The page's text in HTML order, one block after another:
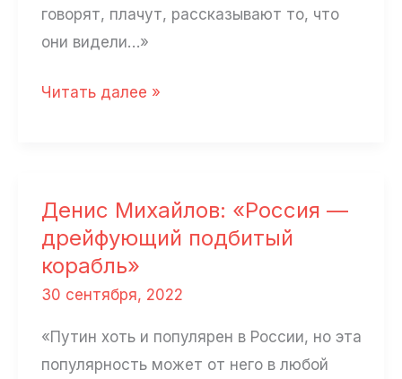
к
краху»
говорят, плачут, рассказывают то, что
они видели…»
Александр
в
календаре
каждую
смерть»
Читать далее »
Денис Михайлов: «Россия —
дрейфующий подбитый
корабль»
30 сентября, 2022
«Путин хоть и популярен в России, но эта
популярность может от него в любой